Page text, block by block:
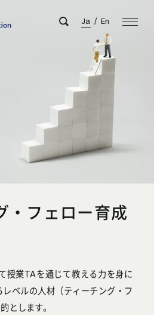
Ja / En
・フェロー育成
授業TAを通じて教える力を身に
ベルの人材（ティーチング・フ
とします。